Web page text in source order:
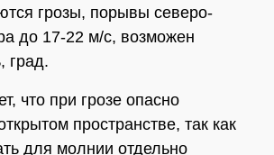
грозы, порывы северо-
до 17-22 м/с, возможен
град.
что при грозе опасно
пространстве, так как
для молнии отдельно